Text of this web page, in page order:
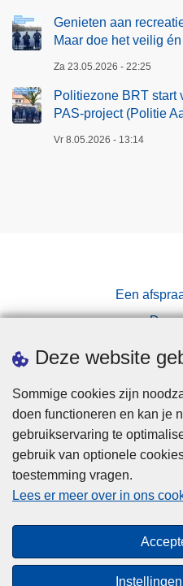
Deze website
Sommige cookies zijn
doen functioneren en kan je
gebruikservaring te
gebruik van optionele
toestemming vragen.
Lees er meer over in ons
Genieten aan
Maar doe het veilig
Za 23.05.2026 - 22:25
Politiezone BRT start
PAS-project (Politie
Vr 8.05.2026 - 13:14
Een